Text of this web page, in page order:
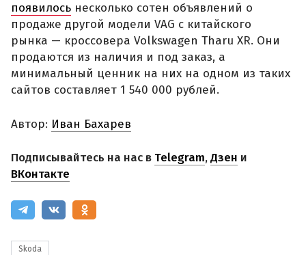
появилось несколько сотен объявлений о
продаже другой модели VAG с китайского
рынка — кроссовера Volkswagen Tharu XR. Они
продаются из наличия и под заказ, а
минимальный ценник на них на одном из таких
сайтов составляет 1 540 000 рублей.
Автор: Иван Бахарев
Подписывайтесь на нас в Telegram,Дзен и
ВКонтакте
Skoda